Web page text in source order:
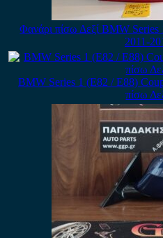
Φανάρι πίσω Δεξί BMW
2011-
BMW Series 1 (E82 / E88)
πίσω